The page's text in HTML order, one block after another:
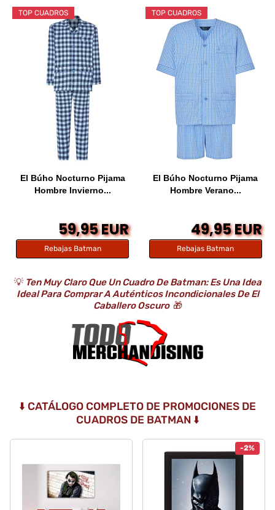
TOP CUADROS
El Búho Nocturno Pijama
Hombre Invierno...
59,95 EUR
Rebajas Batman
TOP CUADROS
El Búho Nocturno Pijama
Hombre Verano...
49,95 EUR
Rebajas Batman
💡Ten Muy Claro Que Un Cuadro De Batman: Es Una Idea
Ideal Para Comprar A Auténticos Incondicionales De El
Caballero Oscuro 🎁
⬇️ CATÁLOGO COMPLETO DE PROMOCIONES DE
CUADROS DE BATMAN ⬇️
-2%